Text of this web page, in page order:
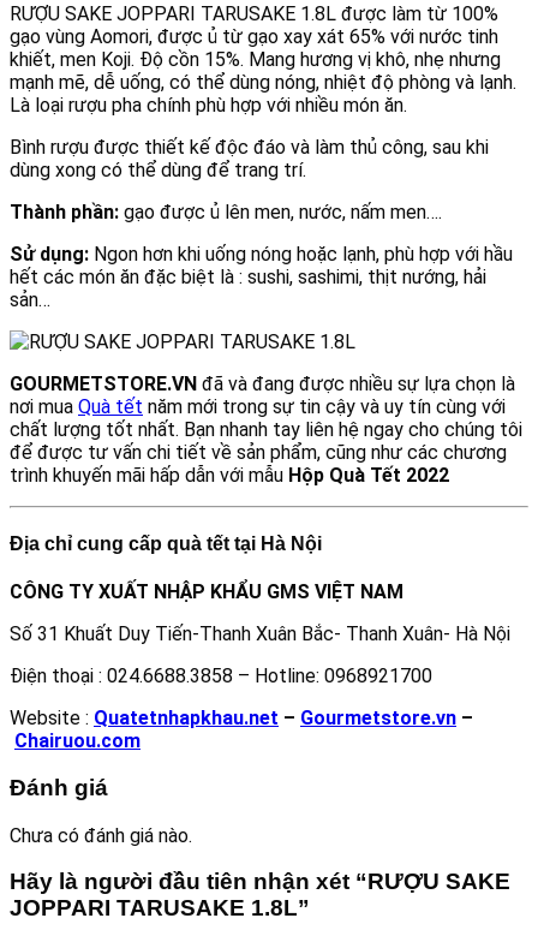
RƯỢU SAKE JOPPARI TARUSAKE 1.8L được làm từ 100%
gạo vùng Aomori, được ủ từ gạo xay xát 65% với nước tinh
khiết, men Koji. Độ cồn 15%. Mang hương vị khô, nhẹ nhưng
mạnh mẽ, dễ uống, có thể dùng nóng, nhiệt độ phòng và lạnh.
Là loại rượu pha chính phù hợp với nhiều món ăn.
Bình rượu được thiết kế độc đáo và làm thủ công, sau khi
dùng xong có thể dùng để trang trí.
Thành phần: gạo được ủ lên men, nước, nấm men….
Sử dụng: Ngon hơn khi uống nóng hoặc lạnh, phù hợp với hầu
hết các món ăn đặc biệt là : sushi, sashimi, thịt nướng, hải
sản…
GOURMETSTORE.VN đã và đang được nhiều sự lựa chọn là
nơi mua Quà tết năm mới trong sự tin cậy và uy tín cùng với
chất lượng tốt nhất. Bạn nhanh tay liên hệ ngay cho chúng tôi
để được tư vấn chi tiết về sản phẩm, cũng như các chương
trình khuyến mãi hấp dẫn với mẫu Hộp Quà Tết 2022
Địa chỉ cung cấp quà tết tại Hà Nội
CÔNG TY XUẤT NHẬP KHẨU GMS VIỆT NAM
Số 31 Khuất Duy Tiến-Thanh Xuân Bắc- Thanh Xuân- Hà Nội
Điện thoại : 024.6688.3858 – Hotline: 0968921700
Website : Quatetnhapkhau.net – Gourmetstore.vn –
Chairuou.com
Đánh giá
Chưa có đánh giá nào.
Hãy là người đầu tiên nhận xét “RƯỢU SAKE
JOPPARI TARUSAKE 1.8L”